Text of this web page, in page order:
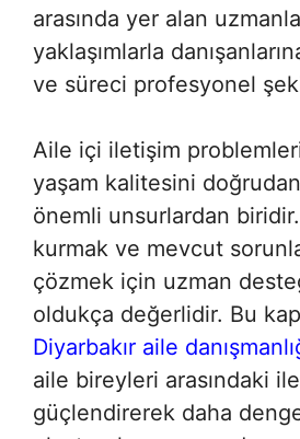
arasında yer alan
yaklaşımlarla
ve süreci profesyonel
Aile içi iletişim
yaşam kalitesini
önemli unsurlardan
kurmak ve mevcut
çözmek için uzman
oldukça değerlidir. Bu
Diyarbakır aile
aile bireyleri arasındaki
güçlendirerek daha